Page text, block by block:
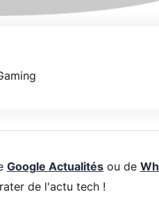
Google Actualitésou de
de l'actu tech !